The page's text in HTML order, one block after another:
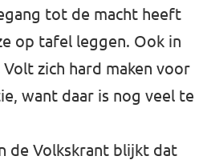
tot de macht heeft
op tafel leggen. Ook in
zich hard maken voor
want daar is nog veel te
de Volkskrant blijkt dat